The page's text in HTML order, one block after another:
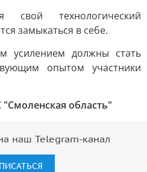
технологический
замыкаться в себе.
усилением должны стать
опытом участники
область"
наш Telegram-канал